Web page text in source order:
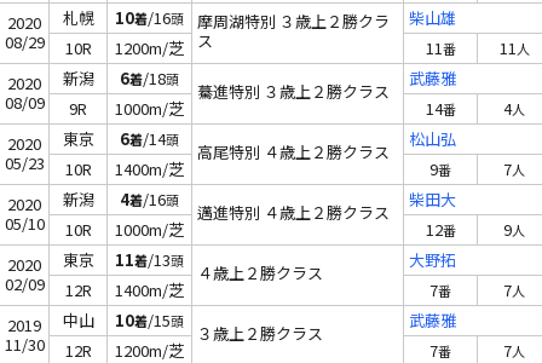
2020
08/29
札幌 10着/16頭
摩周湖特別 ３歳上２勝クラ
ス
柴山雄
10R
1200m/芝 11番 11人
2020
08/09
新潟 6着/18頭
驀進特別 ３歳上２勝クラス
武藤雅
9R
1000m/芝 14番 4人
2020
05/23
東京 6着/14頭
高尾特別 ４歳上２勝クラス
松山弘
10R
1400m/芝 9番 7人
2020
05/10
新潟 4着/16頭
邁進特別 ４歳上２勝クラス
柴田大
10R
1000m/芝 12番 9人
2020
02/09
東京 11着/13頭
４歳上２勝クラス
大野拓
12R
1400m/芝 7番 7人
2019
11/30
中山 10着/15頭
３歳上２勝クラス
武藤雅
12R
1200m/芝 7番 7人